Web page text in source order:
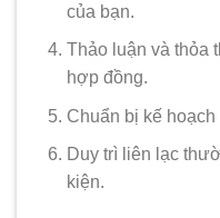
của bạn.
Thảo luận và thỏa
hợp đồng.
Chuẩn bị kế
Duy trì liên lạc
kiện.